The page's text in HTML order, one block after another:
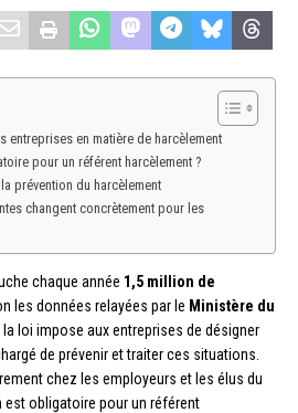
en matière de harcèlement
pour un référent harcèlement ?
prévention du harcèlement
changent concrètement pour les
chaque année 1,5 million de
les données relayées par le Ministère du
la loi impose aux entreprises de désigner
de prévenir et traiter ces situations.
chez les employeurs et les élus du
obligatoire pour un référent